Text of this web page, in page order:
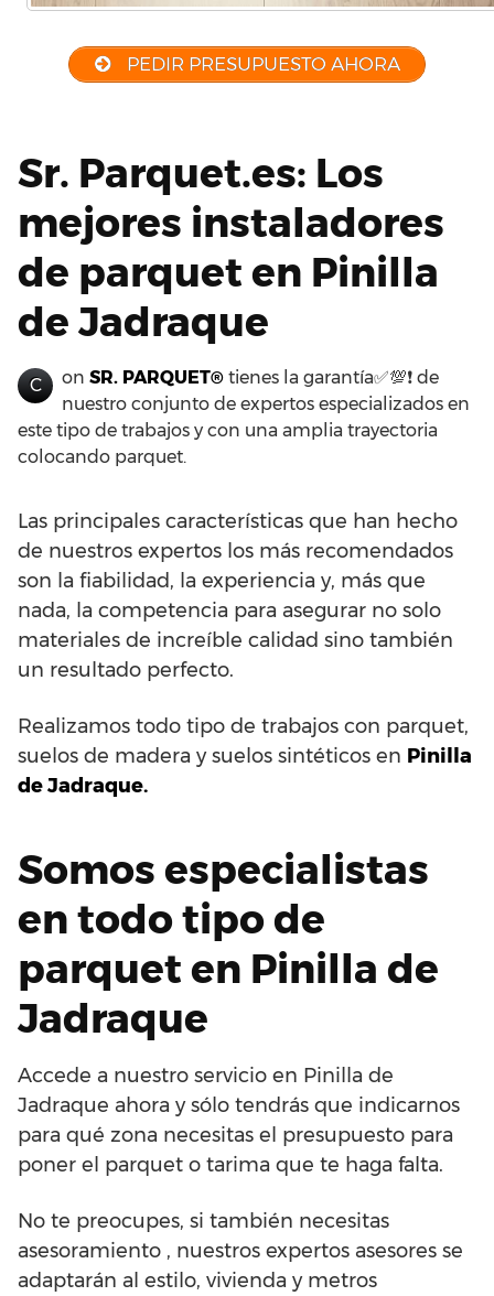
PEDIR PRESUPUESTO AHORA
Sr. Parquet.es: Los
mejores instaladores
de parquet en Pinilla
de Jadraque
C on SR. PARQUET® tienes la garantía✅💯❗ de
nuestro conjunto de expertos especializados en
este tipo de trabajos y con una amplia trayectoria
colocando parquet.
Las principales características que han hecho
de nuestros expertos los más recomendados
son la fiabilidad, la experiencia y, más que
nada, la competencia para asegurar no solo
materiales de increíble calidad sino también
un resultado perfecto.
Realizamos todo tipo de trabajos con parquet,
suelos de madera y suelos sintéticos en Pinilla
de Jadraque.
Somos especialistas
en todo tipo de
parquet en Pinilla de
Jadraque
Accede a nuestro servicio en Pinilla de
Jadraque ahora y sólo tendrás que indicarnos
para qué zona necesitas el presupuesto para
poner el parquet o tarima que te haga falta.
No te preocupes, si también necesitas
asesoramiento , nuestros expertos asesores se
adaptarán al estilo, vivienda y metros